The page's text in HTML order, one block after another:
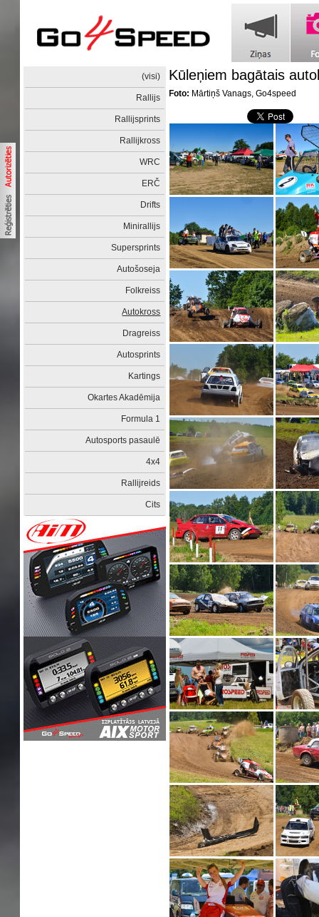
(visi)
Rallijs
Rallijsprints
Rallijkross
WRC
ERČ
Drifts
Minirallijs
Supersprints
Autošoseja
Folkreiss
Autokross
Dragreiss
Autosprints
Kartings
Okartes Akadēmija
Formula 1
Autosports pasaulē
4x4
Rallijreids
Cits
Kūleņiem bagātais
Foto: Mārtiņš Vanags, Go4speed